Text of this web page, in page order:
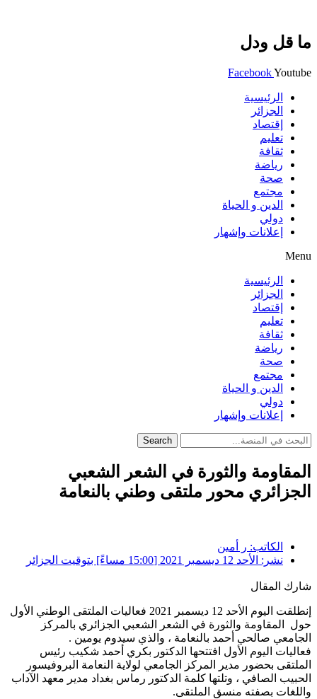
ما قل ودل
FacebookYoutube
الرئيسية
الجزائر
إقتصاد
تعليم
ثقافة
رياضة
صحة
مجتمع
الدين و الحياة
دولي
إعلانات وإشهار
Menu
الرئيسية
الجزائر
إقتصاد
تعليم
ثقافة
رياضة
صحة
مجتمع
الدين و الحياة
دولي
إعلانات وإشهار
Search
المقاومة والثورة في الشعر الشعبي
الجزائري محور ملتقى وطني بالنعامة
الكاتب: ر أمين
نشر: الأحد 12 ديسمبر 2021 [15:00 مساءً] بتوقيت الجزائر
شارك المقال
إنطلقت اليوم الأحد 12 ديسمبر 2021 فعاليات الملتقى الوطني الأول
حول المقاومة والثورة في الشعر الشعبي الجزائري بالمركز
الجامعي صالحي أحمد بالنعامة ، والذي سيدوم يومين .
فعاليات اليوم الأول افتتحها الدكتور بكري أحمد شكيب رئيس
الملتقى بحضور مدير المركز الجامعي لولاية النعامة البروفيسور
الحبيب الصافي ، وتلتها كلمة الدكتور رماس بغداد مدير معهد الآداب
واللغات بصفته منسق الملتقى.